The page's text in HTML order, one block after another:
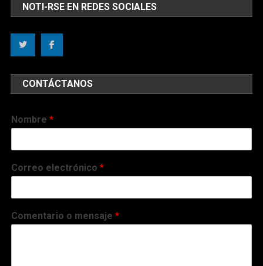
NOTI-RSE EN REDES SOCIALES
CONTÁCTANOS
Nombre*
Correo electrónico*
Comentario o mensaje*